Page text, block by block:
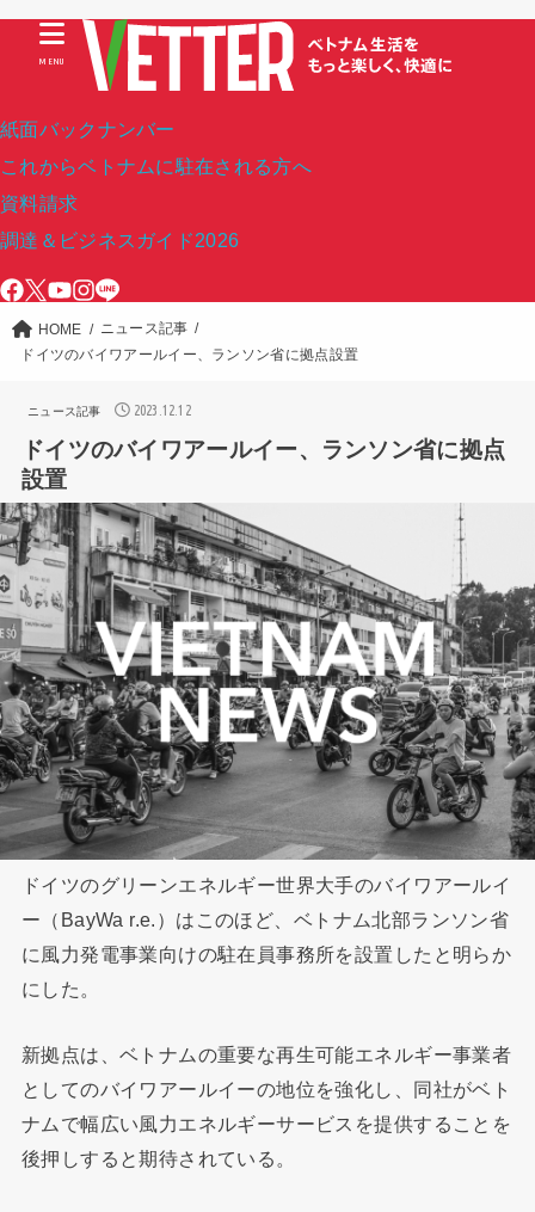
紙面バックナンバー
これからベトナムに駐在される方へ
資料請求
調達＆ビジネスガイド2026
MENU
HOME
ニュース記事
ドイツのバイワアールイー、ランソン省に拠点設置
ニュース記事 2023.12.12
ドイツのバイワアールイー、ランソン省に拠点
設置
ドイツのグリーンエネルギー世界大手のバイワアールイ
ー（BayWa r.e.）はこのほど、ベトナム北部ランソン省
に風力発電事業向けの駐在員事務所を設置したと明らか
にした。
新拠点は、ベトナムの重要な再生可能エネルギー事業者
としてのバイワアールイーの地位を強化し、同社がベト
ナムで幅広い風力エネルギーサービスを提供することを
後押しすると期待されている。